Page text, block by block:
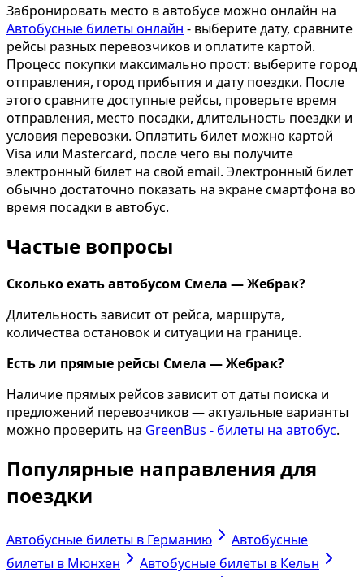
Забронировать место в автобусе можно онлайн на
Автобусные билеты онлайн - выберите дату, сравните
рейсы разных перевозчиков и оплатите картой.
Процесс покупки максимально прост: выберите город
отправления, город прибытия и дату поездки. После
этого сравните доступные рейсы, проверьте время
отправления, место посадки, длительность поездки и
условия перевозки. Оплатить билет можно картой
Visa или Mastercard, после чего вы получите
электронный билет на свой email. Электронный билет
обычно достаточно показать на экране смартфона во
время посадки в автобус.
Частые вопросы
Сколько ехать автобусом Смела — Жебрак?
Длительность зависит от рейса, маршрута,
количества остановок и ситуации на границе.
Есть ли прямые рейсы Смела — Жебрак?
Наличие прямых рейсов зависит от даты поиска и
предложений перевозчиков — актуальные варианты
можно проверить на GreenBus - билеты на автобус.
Популярные направления для
поездки
Автобусные билеты в Германию
Автобусные
билеты в Мюнхен
Автобусные билеты в Кельн